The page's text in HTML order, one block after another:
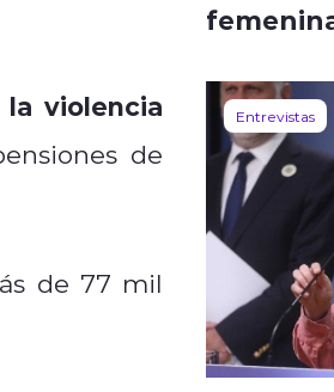
violencia
de
de 77 mil
Entrevistas